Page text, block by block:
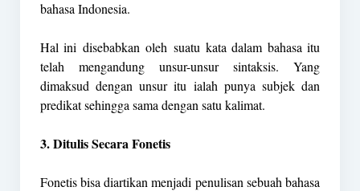
bahasa Indonesia.
Hal ini disebabkan oleh suatu kata dalam bahasa itu
telah mengandung unsur-unsur sintaksis. Yang
dimaksud dengan unsur itu ialah punya subjek dan
predikat sehingga sama dengan satu kalimat.
3. Ditulis Secara Fonetis
Fonetis bisa diartikan menjadi penulisan sebuah bahasa